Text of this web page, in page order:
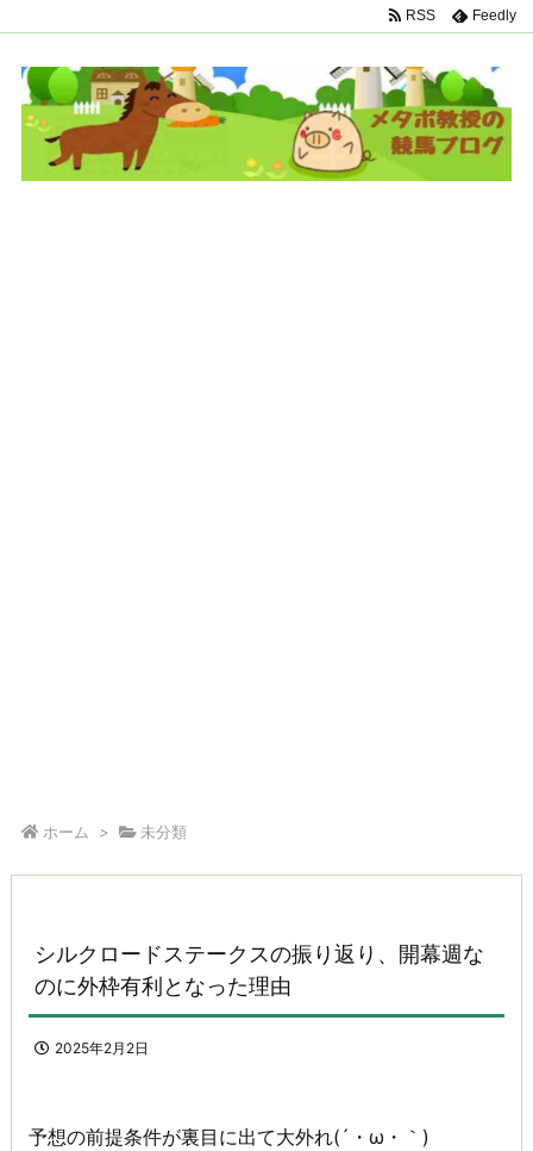
RSS Feedly
ホーム > 未分類
シルクロードステークスの振り返り、開幕週な
のに外枠有利となった理由
2025年2月2日
予想の前提条件が裏目に出て大外れ(´・ω・｀)